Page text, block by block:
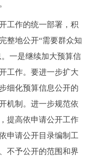
作的统一部署，积
整地公开“需要群众知
一是继续加大预算信
工作。要进一步扩大
细化预算信息公开的
机制。进一步规范依
提高依申请公开工作
申请公开目录编制工
不予公开的范围和界